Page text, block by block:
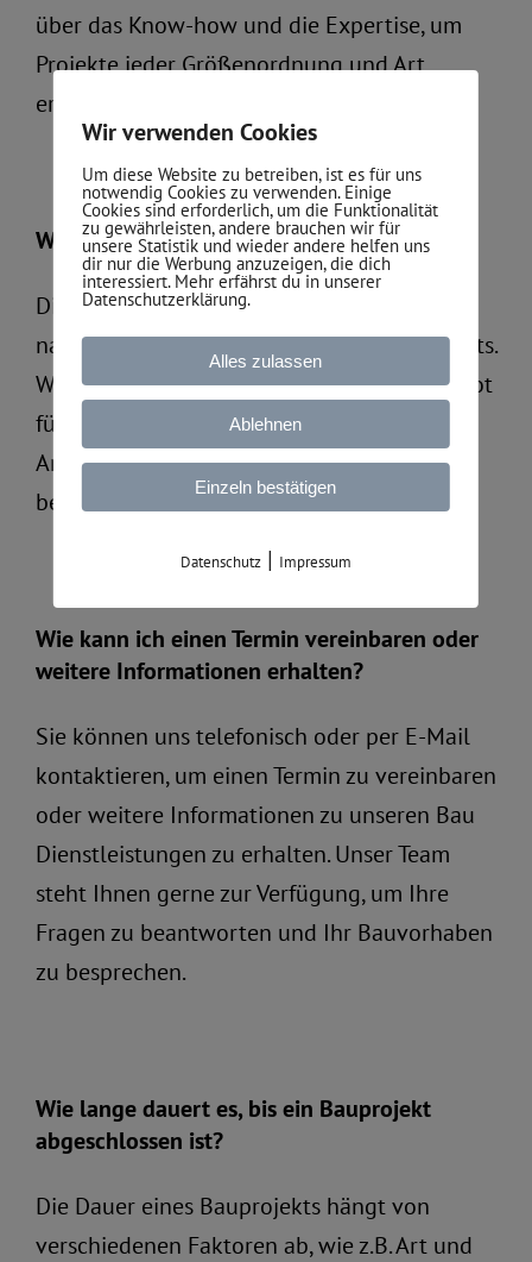
über das Know-how und die Expertise, um
Projekte jeder Größenordnung und Art
erfolgreich umzusetzen.
Wie viel kostet ein Bauprojekt?
Die Kosten für ein Bauprojekt variieren je
nach Art, Größe und Komplexität des Projekts.
Wir erstellen gerne ein individuelles Angebot
für Ihr Bauvorhaben, nachdem wir Ihre
Anforderungen und Vorstellungen
besprochen haben.
Wie kann ich einen Termin vereinbaren oder
weitere Informationen erhalten?
Sie können uns telefonisch oder per E-Mail
kontaktieren, um einen Termin zu vereinbaren
oder weitere Informationen zu unseren Bau
Dienstleistungen zu erhalten. Unser Team
steht Ihnen gerne zur Verfügung, um Ihre
Fragen zu beantworten und Ihr Bauvorhaben
zu besprechen.
Wie lange dauert es, bis ein Bauprojekt
abgeschlossen ist?
Die Dauer eines Bauprojekts hängt von
verschiedenen Faktoren ab, wie z.B. Art und
Wir verwenden Cookies
Um diese Website zu betreiben, ist es für uns
notwendig Cookies zu verwenden. Einige
Cookies sind erforderlich, um die Funktionalität
zu gewährleisten, andere brauchen wir für
unsere Statistik und wieder andere helfen uns
dir nur die Werbung anzuzeigen, die dich
interessiert. Mehr erfährst du in unserer
Datenschutzerklärung.
Alles zulassen
Ablehnen
Einzeln bestätigen
Datenschutz| Impressum